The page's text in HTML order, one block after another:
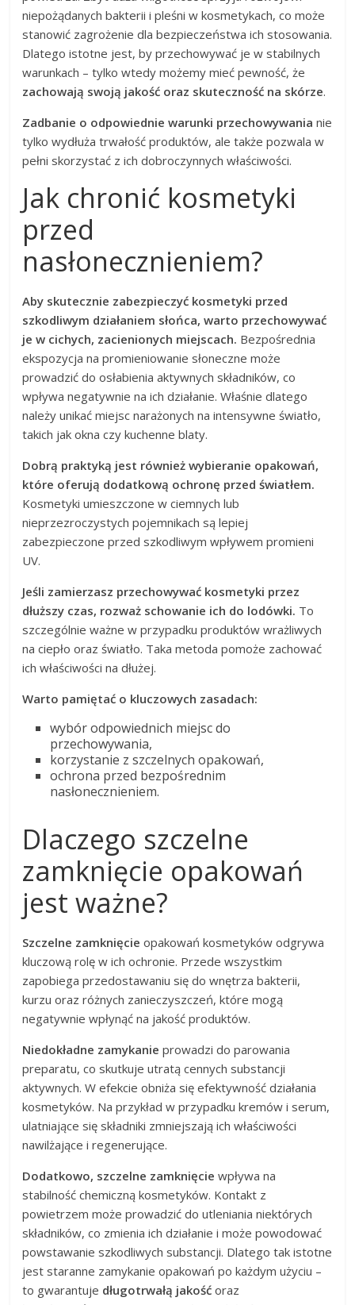
niepożądanych bakterii i pleśni w kosmetykach, co może
stanowić zagrożenie dla bezpieczeństwa ich stosowania.
Dlatego istotne jest, by przechowywać je w stabilnych
warunkach – tylko wtedy możemy mieć pewność, że
zachowają swoją jakość oraz skuteczność na skórze.
Zadbanie o odpowiednie warunki przechowywania nie
tylko wydłuża trwałość produktów, ale także pozwala w
pełni skorzystać z ich dobroczynnych właściwości.
Jak chronić kosmetyki
przed
nasłonecznieniem?
Aby skutecznie zabezpieczyć kosmetyki przed
szkodliwym działaniem słońca, warto przechowywać
je w cichych, zacienionych miejscach. Bezpośrednia
ekspozycja na promieniowanie słoneczne może
prowadzić do osłabienia aktywnych składników, co
wpływa negatywnie na ich działanie. Właśnie dlatego
należy unikać miejsc narażonych na intensywne światło,
takich jak okna czy kuchenne blaty.
Dobrą praktyką jest również wybieranie opakowań,
które oferują dodatkową ochronę przed światłem.
Kosmetyki umieszczone w ciemnych lub
nieprzezroczystych pojemnikach są lepiej
zabezpieczone przed szkodliwym wpływem promieni
UV.
Jeśli zamierzasz przechowywać kosmetyki przez
dłuższy czas, rozważ schowanie ich do lodówki. To
szczególnie ważne w przypadku produktów wrażliwych
na ciepło oraz światło. Taka metoda pomoże zachować
ich właściwości na dłużej.
Warto pamiętać o kluczowych zasadach:
wybór odpowiednich miejsc do
przechowywania,
korzystanie z szczelnych opakowań,
ochrona przed bezpośrednim
nasłonecznieniem.
Dlaczego szczelne
zamknięcie opakowań
jest ważne?
Szczelne zamknięcie opakowań kosmetyków odgrywa
kluczową rolę w ich ochronie. Przede wszystkim
zapobiega przedostawaniu się do wnętrza bakterii,
kurzu oraz różnych zanieczyszczeń, które mogą
negatywnie wpłynąć na jakość produktów.
Niedokładne zamykanie prowadzi do parowania
preparatu, co skutkuje utratą cennych substancji
aktywnych. W efekcie obniża się efektywność działania
kosmetyków. Na przykład w przypadku kremów i serum,
ulatniające się składniki zmniejszają ich właściwości
nawilżające i regenerujące.
Dodatkowo, szczelne zamknięcie wpływa na
stabilność chemiczną kosmetyków. Kontakt z
powietrzem może prowadzić do utleniania niektórych
składników, co zmienia ich działanie i może powodować
powstawanie szkodliwych substancji. Dlatego tak istotne
jest staranne zamykanie opakowań po każdym użyciu –
to gwarantuje długotrwałą jakość oraz